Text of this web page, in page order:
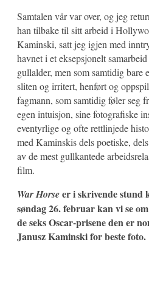
Samtalen vår var over, og jeg
han tilbake til sitt arbeid i
Kaminski, satt jeg igjen med
havnet i et eksepsjonelt
gullalder, men som samtidig bare
sliten og irritert, henført og
fagmann, som samtidig føler seg
egen intuisjon, sine fotografiske
eventyrlige og ofte rettlinjede
med Kaminskis dels poetiske,
av de mest gullkantede
film.
War Horseer i skrivende stund
søndag 26. februar kan vi se
de seks Oscar-prisene den er
Janusz Kaminski for beste foto.